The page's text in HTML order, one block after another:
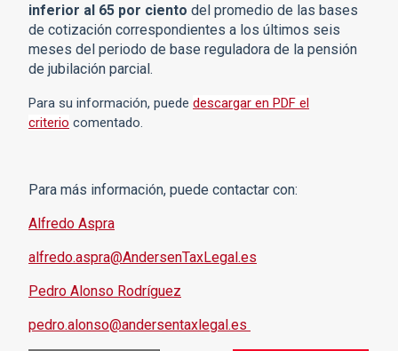
inferior al 65 por ciento del promedio de las bases
de cotización correspondientes a los últimos seis
meses del periodo de base reguladora de la pensión
de jubilación parcial.
Para su información, puede descargar en PDF el
criterio comentado.
Para más información, puede contactar con:
Alfredo Aspra
alfredo.aspra@AndersenTaxLegal.es
Pedro Alonso Rodríguez
pedro.alonso@andersentaxlegal.es